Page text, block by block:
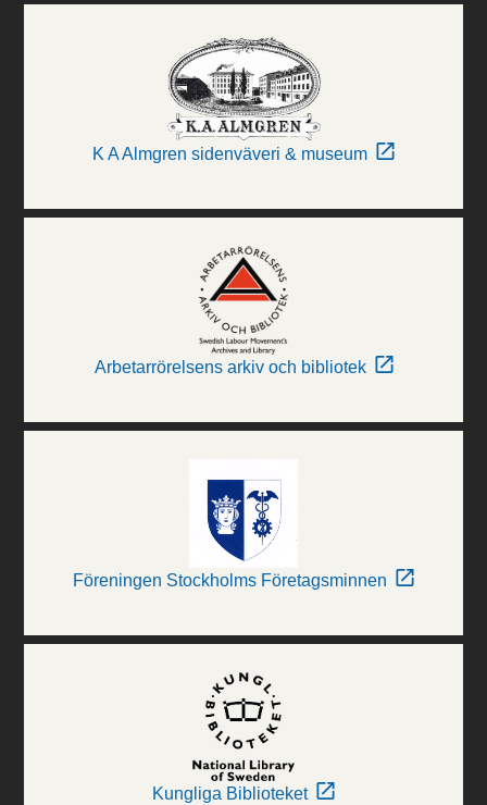
K A Almgren sidenväveri & museum
Arbetarrörelsens arkiv och bibliotek
Föreningen Stockholms Företagsminnen
Kungliga Biblioteket